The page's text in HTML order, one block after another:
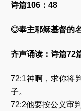
诗篇106：48
◎奉主耶稣基督的
齐声诵读：诗篇72
72:1神啊，求你将
子。
72:2他要按公义审